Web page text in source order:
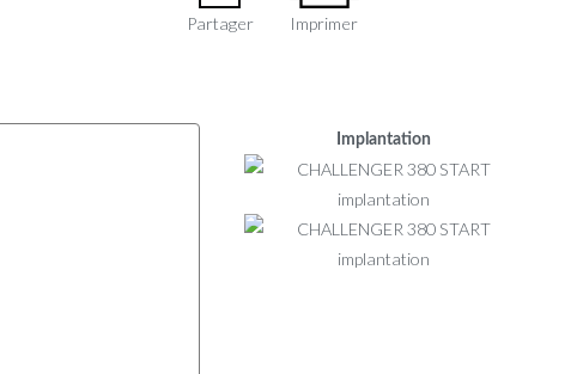
Partager Imprimer
Implantation